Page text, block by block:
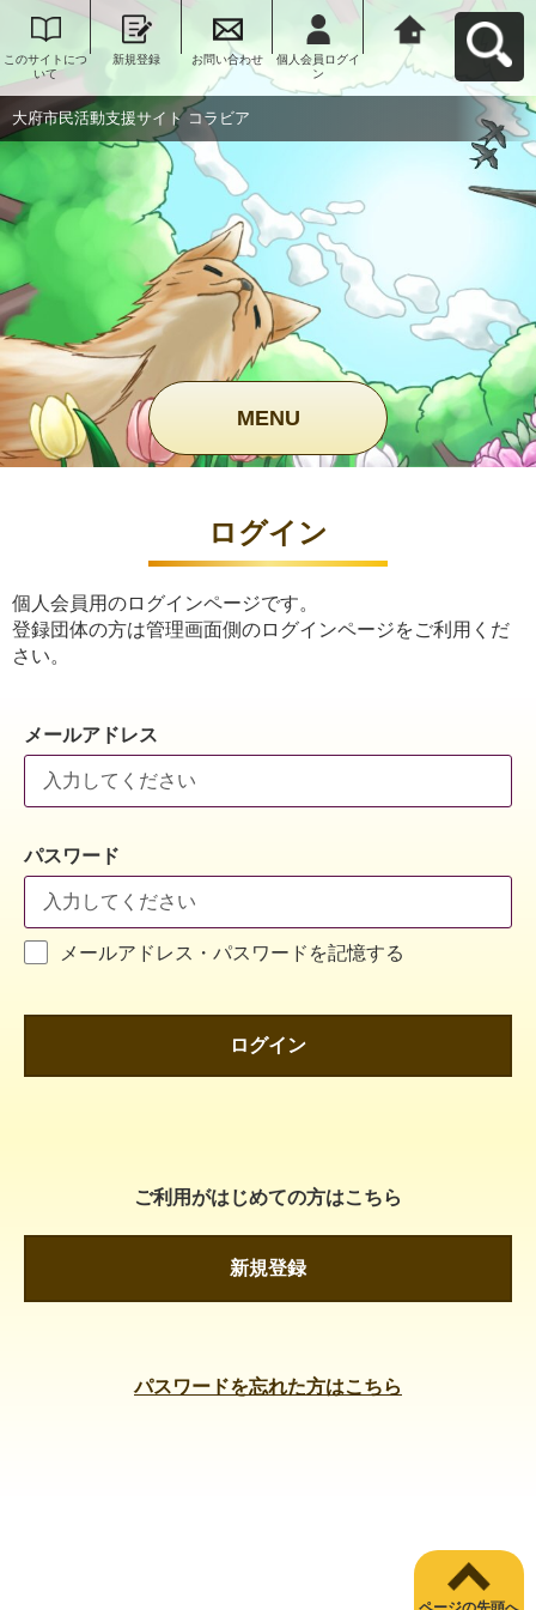
このサイトにつ
いて
新規登録 お問い合わせ
個人会員ログイ
ン
大府市民活動支
援サイト コラビ
アへ戻る
大府市民活動支援サイト コラビア
MENU
ログイン
個人会員用のログインページです。
登録団体の方は管理画面側のログインページをご利用くだ
さい。
メールアドレス
パスワード
メールアドレス・パスワードを記憶する
ログイン
ご利用がはじめての方はこちら
新規登録
パスワードを忘れた方はこちら